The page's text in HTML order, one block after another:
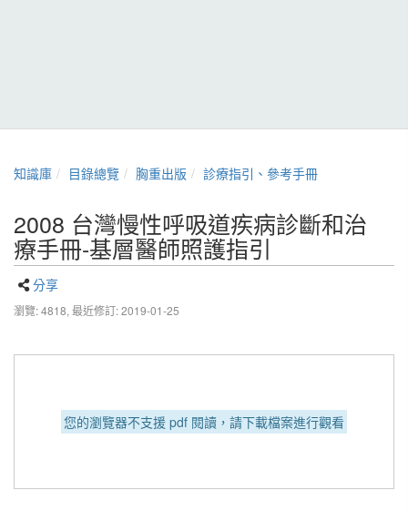
知識庫 目錄總覽 胸重出版 診療指引、參考手冊
2008 台灣慢性呼吸道疾病診斷和治
療手冊-基層醫師照護指引
分享
瀏覽: 4818, 最近修訂: 2019-01-25
您的瀏覽器不支援 pdf 閱讀，請下載檔案進行觀看